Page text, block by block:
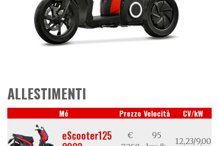
ALLESTIMENTI
Mó Prezzo Velocità CV/kW
eScooter125
€
95
12,23/9,00